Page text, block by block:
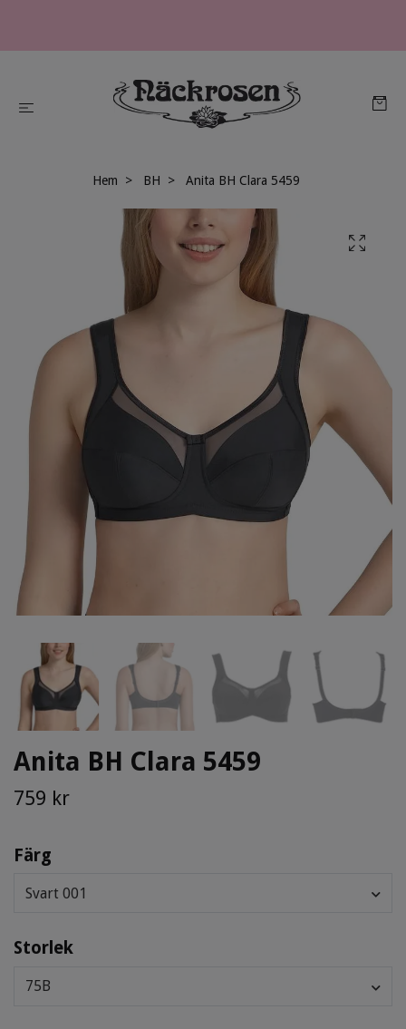
Hem BH Anita BH Clara 5459
Anita BH Clara 5459
759 kr
Färg
Svart 001
Storlek
75B